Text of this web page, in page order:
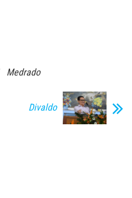
Medrado
Divaldo